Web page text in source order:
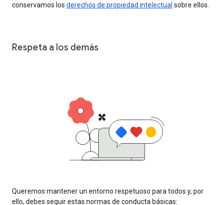
conservamos los derechos de propiedad intelectual sobre ellos.
Respeta a los demás
Queremos mantener un entorno respetuoso para todos y, por
ello, debes seguir estas normas de conducta básicas: